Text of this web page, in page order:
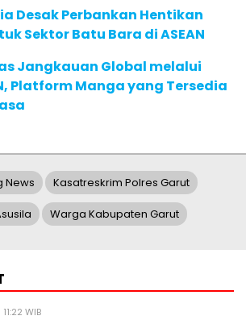
Desak Perbankan Hentikan
Sektor Batu Bara di ASEAN
Jangkauan Global melalui
Platform Manga yang Tersedia
News Kasatreskrim Polres Garut
Warga Kabupaten Garut
WIB